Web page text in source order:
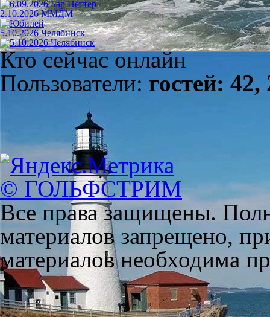
2.10.2026 ММДМ
5.10.2026 Челябинск
Кто сейчас онлайн
Пользователи: гостей: 42,
© ГОЛЬФСТРИМ
Все права защищены.
материалов запрещено,
материалов необходима